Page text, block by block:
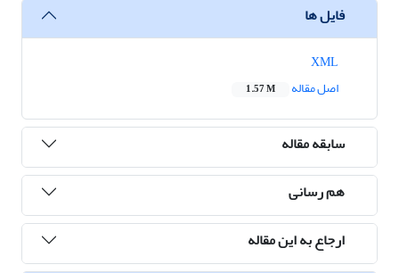
فایل ها
اصل مقاله
1.57 M
سابقه مقاله
هم رسانی
ارجاع به این مقاله